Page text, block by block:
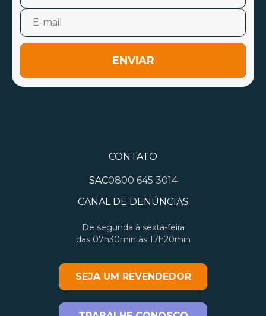
ENVIAR
CONTATO
SAC0800 645 3014
CANAL DE DENÚNCIAS
De segunda à sexta-feira
das 07h30min às 17h20min
SEJA UM REVENDEDOR